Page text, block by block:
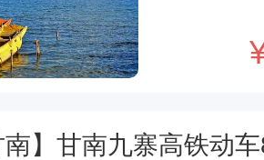
南】甘南九寨高铁动车8